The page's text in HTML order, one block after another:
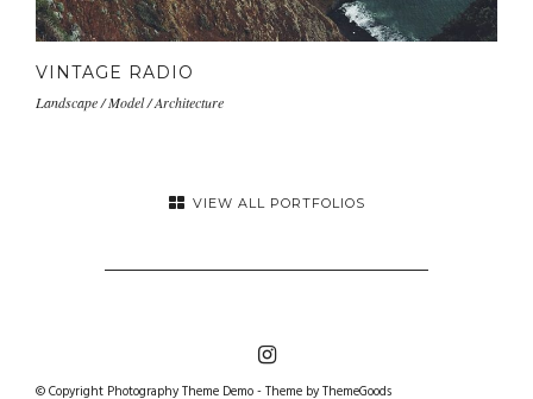
VINTAGE RADIO
Landscape / Model / Architecture
VIEW ALL PORTFOLIOS
© Copyright Photography Theme Demo - Theme by ThemeGoods